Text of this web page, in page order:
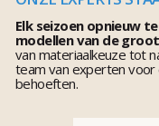
Elk seizoen opnieuw
modellen van de
van materiaalkeuze tot
team van experten voor
behoeften.